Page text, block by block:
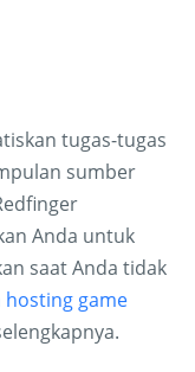
tugas-tugas
sumber
Anda untuk
saat Anda tidak
hosting game